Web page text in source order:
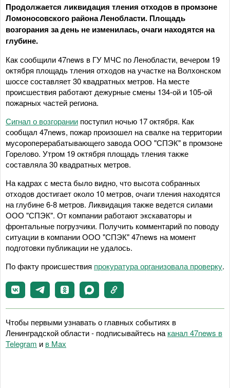
Продолжается ликвидация тления отходов в промзоне
Ломоносовского района Ленобласти. Площадь
возгорания за день не изменилась, очаги находятся на
глубине.
Как сообщили 47news в ГУ МЧС по Ленобласти, вечером 19
октября площадь тления отходов на участке на Волхонском
шоссе составляет 30 квадратных метров. На месте
происшествия работают дежурные смены 134-ой и 105-ой
пожарных частей региона.
Сигнал о возгорании поступил ночью 17 октября. Как
сообщал 47news, пожар произошел на свалке на территории
мусороперерабатывающего завода ООО "СПЭК" в промзоне
Горелово. Утром 19 октября площадь тления также
составляла 30 квадратных метров.
На кадрах с места было видно, что высота собранных
отходов достигает около 10 метров, очаги тления находятся
на глубине 6-8 метров. Ликвидация также ведется силами
ООО "СПЭК". От компании работают экскаваторы и
фронтальные погрузчики. Получить комментарий по поводу
ситуации в компании ООО "СПЭК" 47news на момент
подготовки публикации не удалось.
По факту происшествия прокуратура организовала проверку.
Чтобы первыми узнавать о главных событиях в
Ленинградской области - подписывайтесь на канал 47news в
Telegram и в Maх